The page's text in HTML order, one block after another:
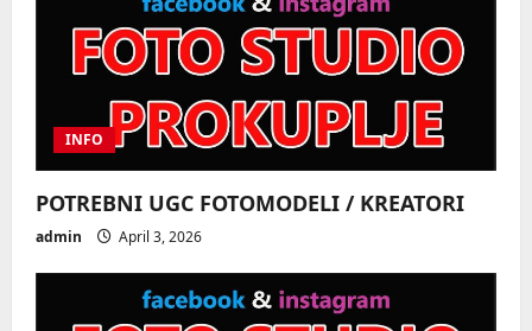
a
t
i
o
INFO
POTREBNI UGC FOTOMODELI / KREATORI
admin April 3, 2026